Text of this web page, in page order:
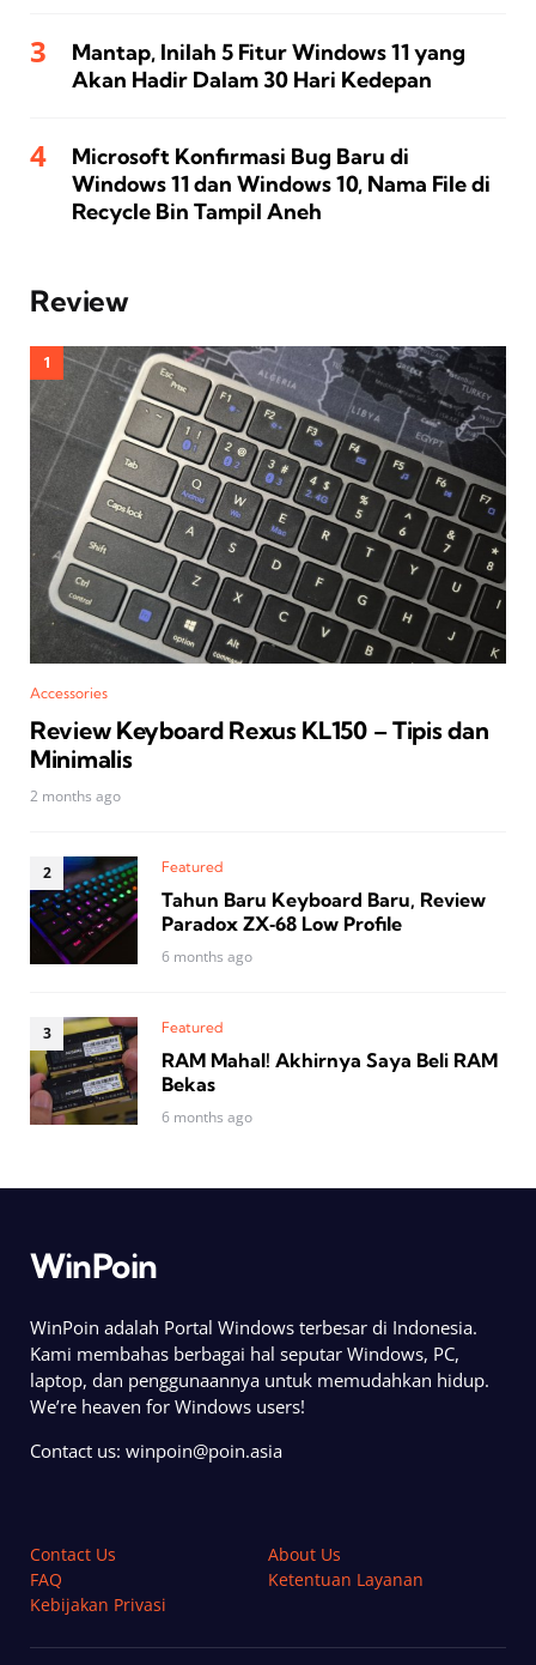
Mantap, Inilah 5 Fitur Windows 11 yang
Akan Hadir Dalam 30 Hari Kedepan
Microsoft Konfirmasi Bug Baru di
Windows 11 dan Windows 10, Nama File di
Recycle Bin Tampil Aneh
Review
Accessories
Review Keyboard Rexus KL150 – Tipis dan
Minimalis
2 months ago
Featured
Tahun Baru Keyboard Baru, Review
Paradox ZX‑68 Low Profile
6 months ago
Featured
RAM Mahal! Akhirnya Saya Beli RAM
Bekas
6 months ago
WinPoin
WinPoin adalah Portal Windows terbesar di Indonesia.
Kami membahas berbagai hal seputar Windows, PC,
laptop, dan penggunaannya untuk memudahkan hidup.
We’re heaven for Windows users!
Contact us: winpoin@poin.asia
Contact Us
About Us
FAQ
Ketentuan Layanan
Kebijakan Privasi